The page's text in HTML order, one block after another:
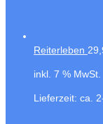
Reiterleben
inkl. 7 % MwSt.
Lieferzeit: ca.